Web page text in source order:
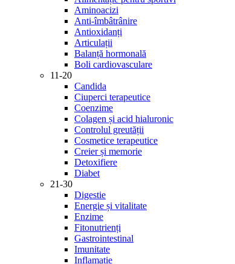
Aminoacizi
Anti-îmbâtrânire
Antioxidanți
Articulații
Balanță hormonală
Boli cardiovasculare
11-20
Candida
Ciuperci terapeutice
Coenzime
Colagen și acid hialuronic
Controlul greutății
Cosmetice terapeutice
Creier și memorie
Detoxifiere
Diabet
21-30
Digestie
Energie și vitalitate
Enzime
Fitonutrienți
Gastrointestinal
Imunitate
Inflamație